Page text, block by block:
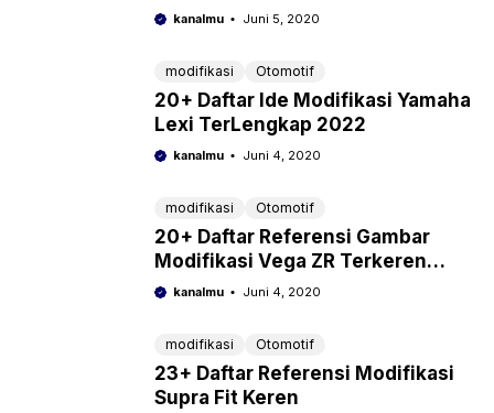
2022
kanalmu Juni 5, 2020
modifikasi Otomotif
20+ Daftar Ide Modifikasi Yamaha
Lexi TerLengkap 2022
kanalmu Juni 4, 2020
modifikasi Otomotif
20+ Daftar Referensi Gambar
Modifikasi Vega ZR Terkeren
2022
kanalmu Juni 4, 2020
modifikasi Otomotif
23+ Daftar Referensi Modifikasi
Supra Fit Keren